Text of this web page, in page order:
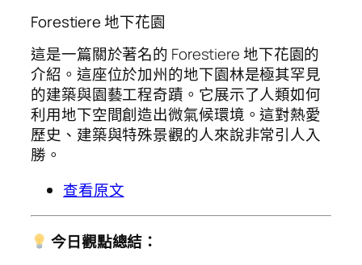
Forestiere 地下花園
這是一篇關於著名的 Forestiere 地下花園的
介紹。這座位於加州的地下園林是極其罕見
的建築與園藝工程奇蹟。它展示了人類如何
利用地下空間創造出微氣候環境。這對熱愛
歷史、建築與特殊景觀的人來說非常引人入
勝。
查看原文
今日觀點總結：